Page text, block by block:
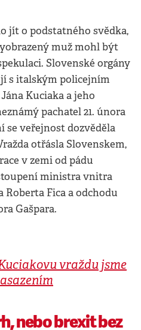
jít o podstatného svědka,
muž mohl být
Slovenské orgány
s italským policejním
Kuciaka a jeho
pachatel 21. února
se veřejnost dozvěděla
otřásla Slovenskem,
v zemi od pádu
ministra vnitra
Roberta Fica a odchodu
Gašpara.
vraždu jsme
nebo brexit bez